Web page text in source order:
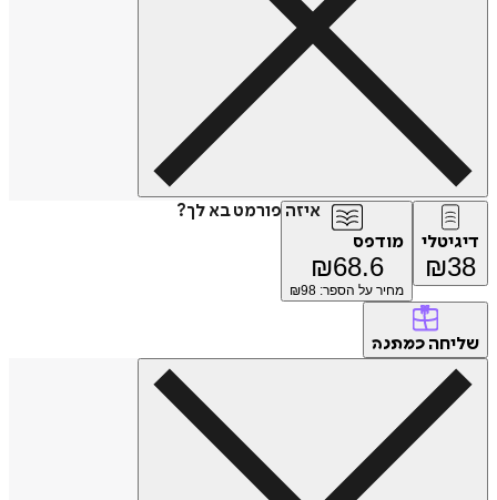
איזה פורמט בא לך?
דיגיטלי
₪38
מודפס
₪68.6
מחיר על הספר: ₪ 98
שליחה כמתנה